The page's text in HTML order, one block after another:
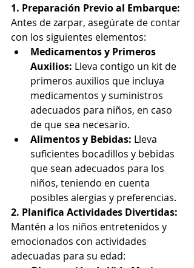
1. Preparación Previo al Embarque:
Antes de zarpar, asegúrate de contar
con los siguientes elementos:
Medicamentos y Primeros
Auxilios: Lleva contigo un kit de
primeros auxilios que incluya
medicamentos y suministros
adecuados para niños, en caso
de que sea necesario.
Alimentos y Bebidas: Lleva
suficientes bocadillos y bebidas
que sean adecuados para los
niños, teniendo en cuenta
posibles alergias y preferencias.
2. Planifica Actividades Divertidas:
Mantén a los niños entretenidos y
emocionados con actividades
adecuadas para su edad: